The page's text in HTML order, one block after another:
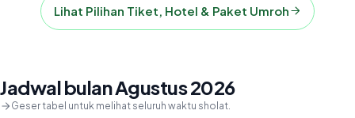
Lihat Pilihan Tiket, Hotel & Paket Umroh
Jadwal bulan Agustus 2026
Geser tabel untuk melihat seluruh waktu sholat.